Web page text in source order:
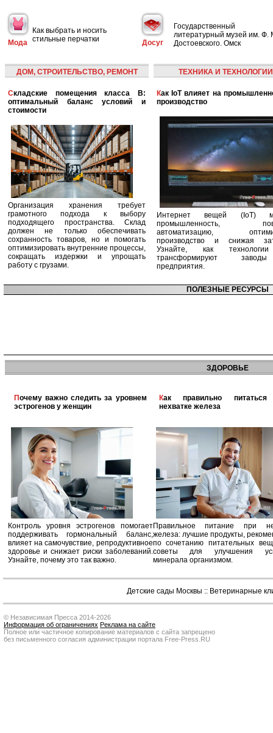
Мода
Как выбрать и носить
стильные перчатки
Досуг
Государственный
литературный музей им. Ф.
Достоевского. Омск
ДОМ, СТРОИТЕЛЬСТВО, РЕМОНТ
Складские помещения класса B:
оптимальный баланс условий и
стоимости
Организация хранения требует
грамотного подхода к выбору
подходящего пространства. Склад
должен не только обеспечивать
сохранность товаров, но и помогать
оптимизировать внутренние процессы,
сокращать издержки и упрощать
работу с грузами.
ТЕХНИКА И ТЕХНОЛОГИИ
Как IoT влияет на промышленность и
производство
Интернет вещей (IoT)
промышленность,
автоматизацию,
производство и снижая
Узнайте, как
трансформируют
предприятия.
ПОЛЕЗНЫЕ РЕСУРСЫ
ЗДОРОВЬЕ
Почему важно следить за уровнем
эстрогенов у женщин
Контроль уровня эстрогенов помогает
поддерживать гормональный баланс,
влияет на самочувствие, репродуктивное
здоровье и снижает риски заболеваний.
Узнайте, почему это так важно.
Как правильно питаться при
нехватке железа
Правильное питание при
железа: лучшие продукты,
по сочетанию питательных
советы для улучшения
минерала организмом.
Детские сады Москвы :: Ветеринарные
© Независимая Пресса 2014-2026
Информация об ограничениях Реклама на сайте
Полное или частичное копирование материалов с сайта запрещено
без письменного согласия администрации портала Free-Press.RU